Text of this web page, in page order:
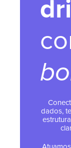
dados,